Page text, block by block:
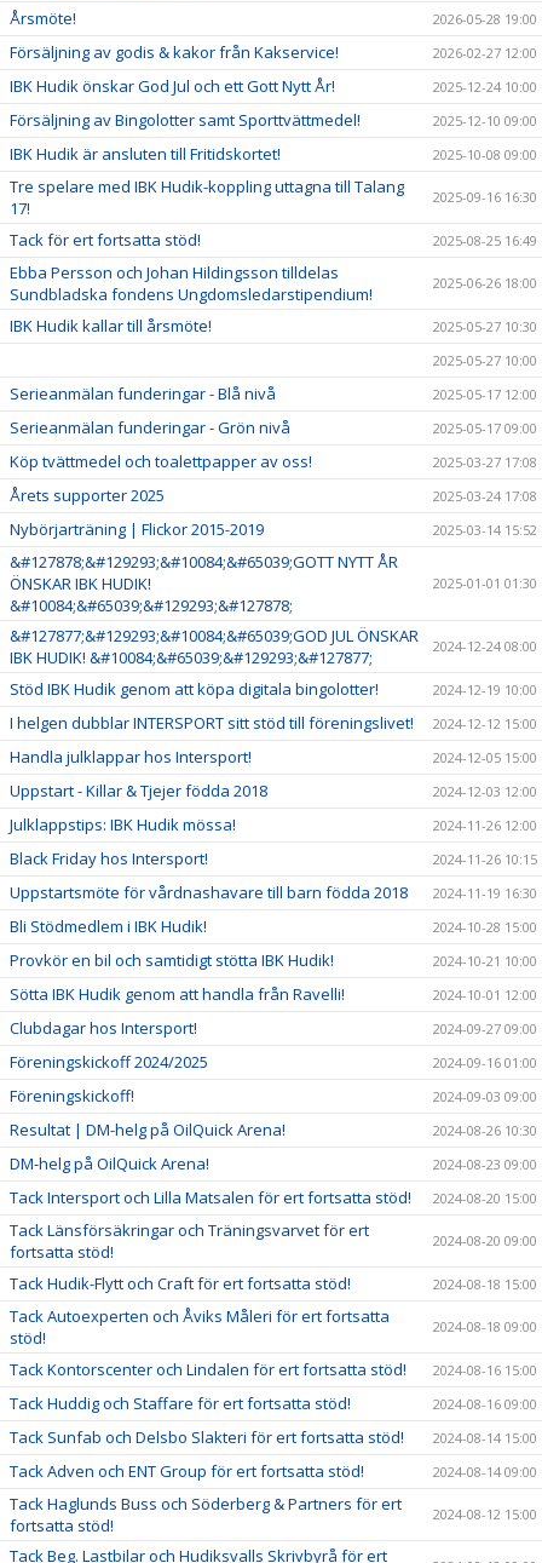
BILJETTINFORMATION
BILDER
IBIS INLOGGNING
HALLBOKNING
Årsmöte! 2026-05-28 19:00
Försäljning av godis & kakor från Kakservice! 2026-02-27 12:00
IBK Hudik önskar God Jul och ett Gott Nytt År! 2025-12-24 10:00
Försäljning av Bingolotter samt Sporttvättmedel! 2025-12-10 09:00
IBK Hudik är ansluten till Fritidskortet! 2025-10-08 09:00
Tre spelare med IBK Hudik-koppling uttagna till Talang
17!
2025-09-16 16:30
Tack för ert fortsatta stöd! 2025-08-25 16:49
Ebba Persson och Johan Hildingsson tilldelas
Sundbladska fondens Ungdomsledarstipendium!
2025-06-26 18:00
IBK Hudik kallar till årsmöte!
2025-05-27 10:30
2025-05-27 10:00
Serieanmälan funderingar - Blå nivå 2025-05-17 12:00
Serieanmälan funderingar - Grön nivå 2025-05-17 09:00
Köp tvättmedel och toalettpapper av oss! 2025-03-27 17:08
Årets supporter 2025 2025-03-24 17:08
Nybörjarträning | Flickor 2015-2019 2025-03-14 15:52
&#127878;&#129293;&#10084;&#65039;GOTT NYTT ÅR
ÖNSKAR IBK HUDIK!
&#10084;&#65039;&#129293;&#127878;
2025-01-01 01:30
&#127877;&#129293;&#10084;&#65039;GOD JUL ÖNSKAR
IBK HUDIK! &#10084;&#65039;&#129293;&#127877;
2024-12-24 08:00
Stöd IBK Hudik genom att köpa digitala bingolotter! 2024-12-19 10:00
I helgen dubblar INTERSPORT sitt stöd till föreningslivet! 2024-12-12 15:00
Handla julklappar hos Intersport! 2024-12-05 15:00
Uppstart - Killar & Tjejer födda 2018 2024-12-03 12:00
Julklappstips: IBK Hudik mössa! 2024-11-26 12:00
Black Friday hos Intersport! 2024-11-26 10:15
Uppstartsmöte för vårdnashavare till barn födda 2018 2024-11-19 16:30
Bli Stödmedlem i IBK Hudik! 2024-10-28 15:00
Provkör en bil och samtidigt stötta IBK Hudik! 2024-10-21 10:00
Sötta IBK Hudik genom att handla från Ravelli! 2024-10-01 12:00
Clubdagar hos Intersport! 2024-09-27 09:00
Föreningskickoff 2024/2025 2024-09-16 01:00
Föreningskickoff! 2024-09-03 09:00
Resultat | DM-helg på OilQuick Arena! 2024-08-26 10:30
DM-helg på OilQuick Arena! 2024-08-23 09:00
Tack Intersport och Lilla Matsalen för ert fortsatta stöd! 2024-08-20 15:00
Tack Länsförsäkringar och Träningsvarvet för ert
fortsatta stöd!
2024-08-20 09:00
Tack Hudik-Flytt och Craft för ert fortsatta stöd! 2024-08-18 15:00
Tack Autoexperten och Åviks Måleri för ert fortsatta
stöd!
2024-08-18 09:00
Tack Kontorscenter och Lindalen för ert fortsatta stöd! 2024-08-16 15:00
Tack Huddig och Staffare för ert fortsatta stöd! 2024-08-16 09:00
Tack Sunfab och Delsbo Slakteri för ert fortsatta stöd! 2024-08-14 15:00
Tack Adven och ENT Group för ert fortsatta stöd! 2024-08-14 09:00
Tack Haglunds Buss och Söderberg & Partners för ert
fortsatta stöd!
2024-08-12 15:00
Tack Beg. Lastbilar och Hudiksvalls Skrivbyrå för ert